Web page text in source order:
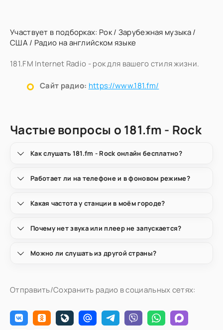
Участвует в подборках: Рок/ Зарубежная музыка/
США / Радио на английском языке
181.FM Internet Radio - рок для вашего стиля жизни.
Сайт радио: https://www.181.fm/
Частые вопросы о 181.fm - Rock
Как слушать 181.fm - Rock онлайн бесплатно?
Работает ли на телефоне и в фоновом режиме?
Какая частота у станции в моём городе?
Почему нет звука или плеер не запускается?
Можно ли слушать из другой страны?
Отправить/Сохранить радио в социальных сетях: